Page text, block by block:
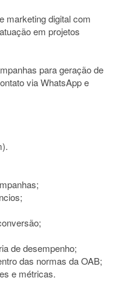
marketing digital com
em projetos
para geração de
via WhatsApp e
de desempenho;
das normas da OAB;
e métricas.